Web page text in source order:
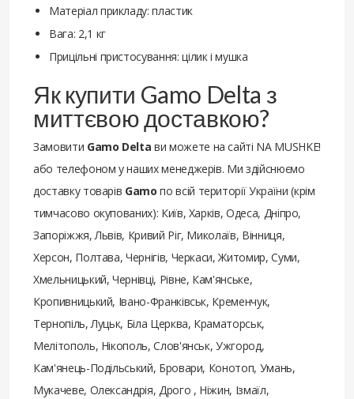
Матеріал прикладу: пластик
Вага: 2,1 кг
Прицільні пристосування: цілик і мушка
Як купити Gamo Delta з
миттєвою доставкою?
Замовити Gamo Delta ви можете на сайті NA MUSHKE!
або телефоном у наших менеджерів. Ми здійснюємо
доставку товарів Gamo по всій території України (крім
тимчасово окупованих): Київ, Харків, Одеса, Дніпро,
Запоріжжя, Львів, Кривий Ріг, Миколаїв, Вінниця,
Херсон, Полтава, Чернігів, Черкаси, Житомир, Суми,
Хмельницький, Чернівці, Рівне, Кам'янське,
Кропивницький, Івано-Франківськ, Кременчук,
Тернопіль, Луцьк, Біла Церква, Краматорськ,
Мелітополь, Нікополь, Слов'янськ, Ужгород,
Кам'янець-Подільський, Бровари, Конотоп, Умань,
Мукачеве, Олександрія, Дрого , Ніжин, Ізмаїл,